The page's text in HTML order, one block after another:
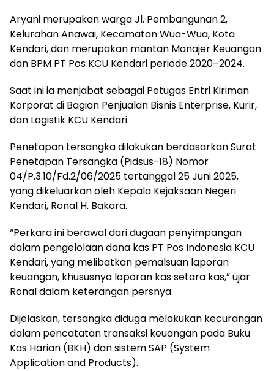
Aryani merupakan warga Jl. Pembangunan 2,
Kelurahan Anawai, Kecamatan Wua-Wua, Kota
Kendari, dan merupakan mantan Manajer Keuangan
dan BPM PT Pos KCU Kendari periode 2020–2024.
Saat ini ia menjabat sebagai Petugas Entri Kiriman
Korporat di Bagian Penjualan Bisnis Enterprise, Kurir,
dan Logistik KCU Kendari.
Penetapan tersangka dilakukan berdasarkan Surat
Penetapan Tersangka (Pidsus-18) Nomor
04/P.3.10/Fd.2/06/2025 tertanggal 25 Juni 2025,
yang dikeluarkan oleh Kepala Kejaksaan Negeri
Kendari, Ronal H. Bakara.
“Perkara ini berawal dari dugaan penyimpangan
dalam pengelolaan dana kas PT Pos Indonesia KCU
Kendari, yang melibatkan pemalsuan laporan
keuangan, khususnya laporan kas setara kas,” ujar
Ronal dalam keterangan persnya.
Dijelaskan, tersangka diduga melakukan kecurangan
dalam pencatatan transaksi keuangan pada Buku
Kas Harian (BKH) dan sistem SAP (System
Application and Products).